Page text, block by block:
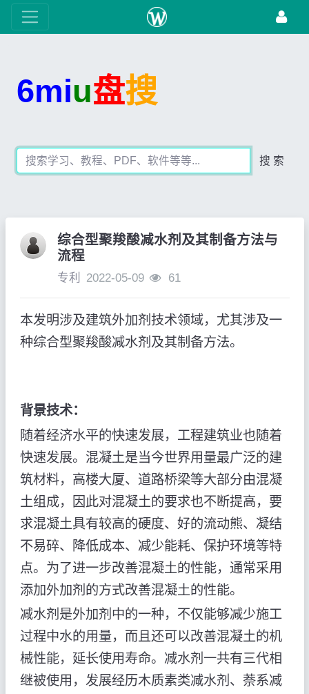
6miu盘搜
搜 索
综合型聚羧酸减水剂及其制备方法与
流程
专利 2022-05-09 61
本发明涉及建筑外加剂技术领域，尤其涉及一
种综合型聚羧酸减水剂及其制备方法。
背景技术：
随着经济水平的快速发展，工程建筑业也随着
快速发展。混凝土是当今世界用量最广泛的建
筑材料，高楼大厦、道路桥梁等大部分由混凝
土组成，因此对混凝土的要求也不断提高，要
求混凝土具有较高的硬度、好的流动熊、凝结
不易碎、降低成本、减少能耗、保护环境等特
点。为了进一步改善混凝土的性能，通常采用
添加外加剂的方式改善混凝土的性能。
减水剂是外加剂中的一种，不仅能够减少施工
过程中水的用量，而且还可以改善混凝土的机
械性能，延长使用寿命。减水剂一共有三代相
继被使用，发展经历木质素类减水剂、萘系减